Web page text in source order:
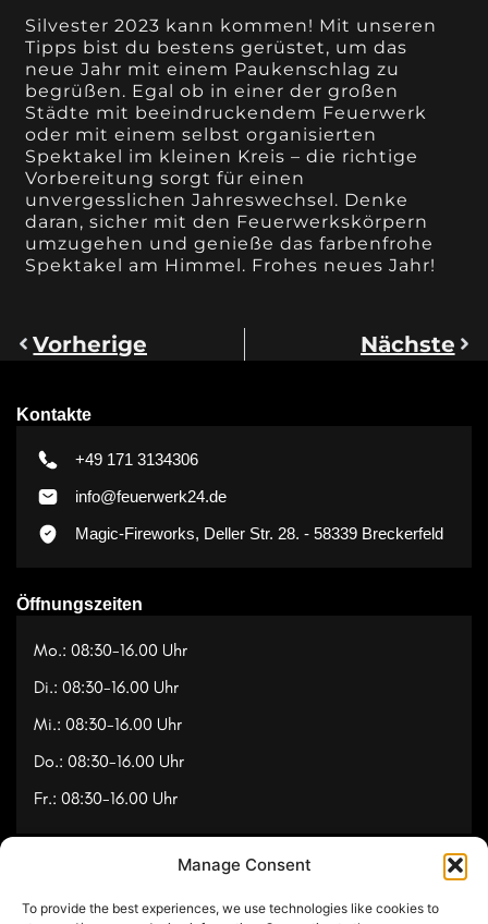
Manage Consent
To provide the best experiences, we use technologies like cookies to
Silvester 2023 kann kommen! Mit unseren
Tipps bist du bestens gerüstet, um das
neue Jahr mit einem Paukenschlag zu
begrüßen. Egal ob in einer der großen
Städte mit beeindruckendem Feuerwerk
oder mit einem selbst organisierten
Spektakel im kleinen Kreis – die richtige
Vorbereitung sorgt für einen
unvergesslichen Jahreswechsel. Denke
daran, sicher mit den Feuerwerkskörpern
umzugehen und genieße das farbenfrohe
Spektakel am Himmel. Frohes neues Jahr!
Vorherige Nächste
Kontakte
+49 171 3134306
info@feuerwerk24.de
Magic-Fireworks, Deller Str. 28. - 58339 Breckerfeld
Öffnungszeiten
Mo.: 08:30-16.00 Uhr
Di.: 08:30-16.00 Uhr
Mi.: 08:30-16.00 Uhr
Do.: 08:30-16.00 Uhr
Fr.: 08:30-16.00 Uhr
Referenzen